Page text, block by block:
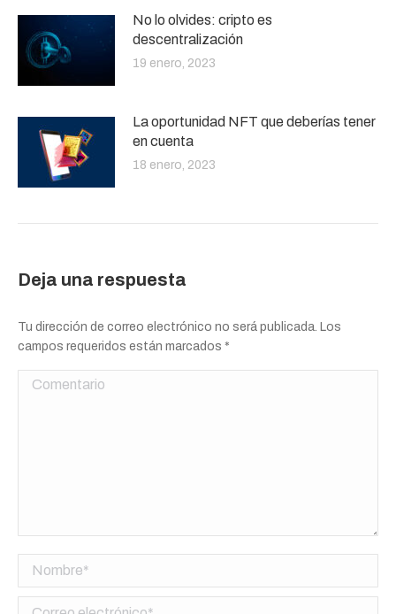
No lo olvides: cripto es
descentralización
19 enero, 2023
La oportunidad NFT que deberías tener
en cuenta
18 enero, 2023
Deja una respuesta
Tu dirección de correo electrónico no será publicada. Los
campos requeridos están marcados *
Comentario
Nombre *
Correo electrónico *